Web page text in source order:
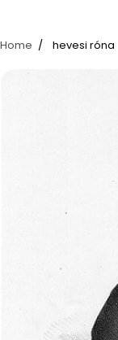
Home hevesi róna